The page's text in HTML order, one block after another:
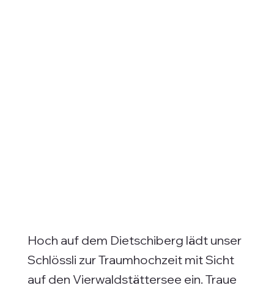
Hoch auf dem Dietschiberg lädt unser
Schlössli zur Traumhochzeit mit Sicht
auf den Vierwaldstättersee ein. Traue